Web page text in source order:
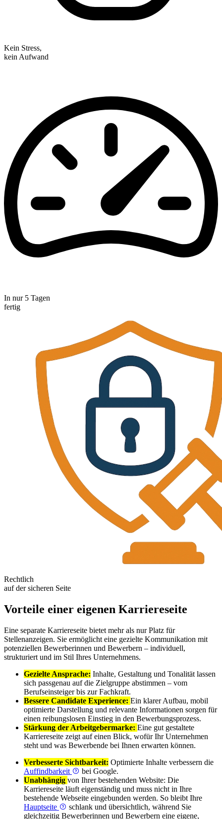
Kein Stress,
kein Aufwand
In nur 5 Tagen
fertig
Rechtlich
auf der sicheren Seite
Vorteile einer eigenen Karriereseite
Eine separate Karriereseite bietet mehr als nur Platz für
Stellenanzeigen. Sie ermöglicht eine gezielte Kommunikation mit
potenziellen Bewerberinnen und Bewerbern – individuell,
strukturiert und im Stil Ihres Unternehmens.
Gezielte Ansprache: Inhalte, Gestaltung und Tonalität lassen
sich passgenau auf die Zielgruppe abstimmen – vom
Berufseinsteiger bis zur Fachkraft.
Bessere Candidate Experience: Ein klarer Aufbau, mobil
optimierte Darstellung und relevante Informationen sorgen für
einen reibungslosen Einstieg in den Bewerbungsprozess.
Stärkung der Arbeitgebermarke: Eine gut gestaltete
Karriereseite zeigt auf einen Blick, wofür Ihr Unternehmen
steht und was Bewerbende bei Ihnen erwarten können.
Verbesserte Sichtbarkeit: Optimierte Inhalte verbessern die
Auffindbarkeit
bei Google.
Unabhängig von Ihrer bestehenden Website: Die
Karriereseite läuft eigenständig und muss nicht in Ihre
bestehende Webseite eingebunden werden. So bleibt Ihre
Hauptseite
schlank und übersichtlich, während Sie
gleichzeitig Bewerberinnen und Bewerbern eine eigene,